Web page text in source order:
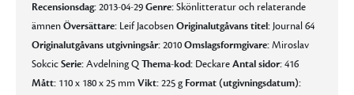
Recensionsdag:2013-04-29Genre:Skönlitteratur och relaterande
ämnenÖversättare: Leif JacobsenOriginalutgåvans titel:Journal 64
Originalutgåvans utgivningsår:2010Omslagsformgivare:Miroslav
SokcicSerie:Avdelning QThema-kod: DeckareAntal sidor:416
Mått: 110 x 180 x 25 mmVikt:225 g Format (utgivningsdatum):